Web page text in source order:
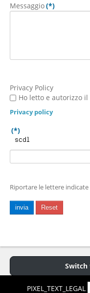
Messaggio(*)
Privacy Policy
Ho letto e autorizzo
Privacy policy
(*)
Riportare le lettere indicate
invia Reset
Switch
Copyright © 2013 P.iva
PIXEL_TEXT_LEGAL